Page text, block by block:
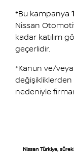
*Bu kampanya
Nissan
kadar katılım
geçerlidir.
*Kanun ve/
değişikliklerden
nedeniyle
Nissan Türkiye,